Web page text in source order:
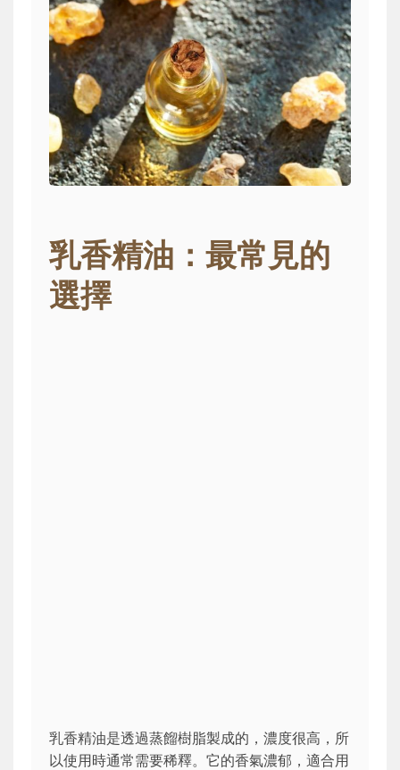
乳香精油：最常見的
選擇
乳香精油是透過蒸餾樹脂製成的，濃度很高，所
以使用時通常需要稀釋。它的香氣濃郁，適合用